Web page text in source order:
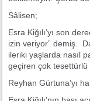
Sâlisen;
Esra Kiğılı’yı son
izin veriyor” demiş.
ileriki yaşlarda nasıl
geçiren çok tesettürlü
Reyhan Gürtuna’yı